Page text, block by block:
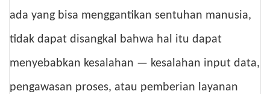
ada yang bisa menggantikan sentuhan manusia,
tidak dapat disangkal bahwa hal itu dapat
menyebabkan kesalahan — kesalahan input data,
pengawasan proses, atau pemberian layanan